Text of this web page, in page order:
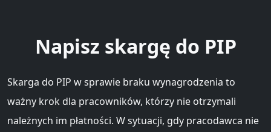
Napisz skargę do PIP
Skarga do PIP w sprawie braku wynagrodzenia to
ważny krok dla pracowników, którzy nie otrzymali
należnych im płatności. W sytuacji, gdy pracodawca nie